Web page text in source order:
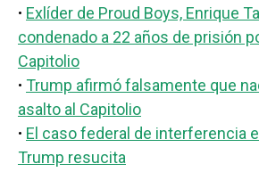
· Exlíder de Proud Boys, Enrique
condenado a 22 años de prisión
Capitolio
· Trump afirmó falsamente que
asalto al Capitolio
· El caso federal de interferencia
Trump resucita